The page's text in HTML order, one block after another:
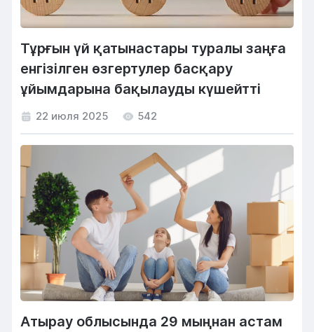
Тұрғын үй қатынастары туралы заңға
енгізілген өзгертулер басқару
ұйымдарына бақылауды күшейтті
22 июля 2025 542
Атырау облысында 29 мыңнан астам